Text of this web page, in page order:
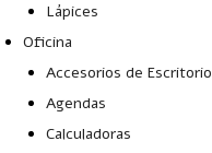
Lápices
Oficina
Accesorios de Escritorio
Agendas
Calculadoras